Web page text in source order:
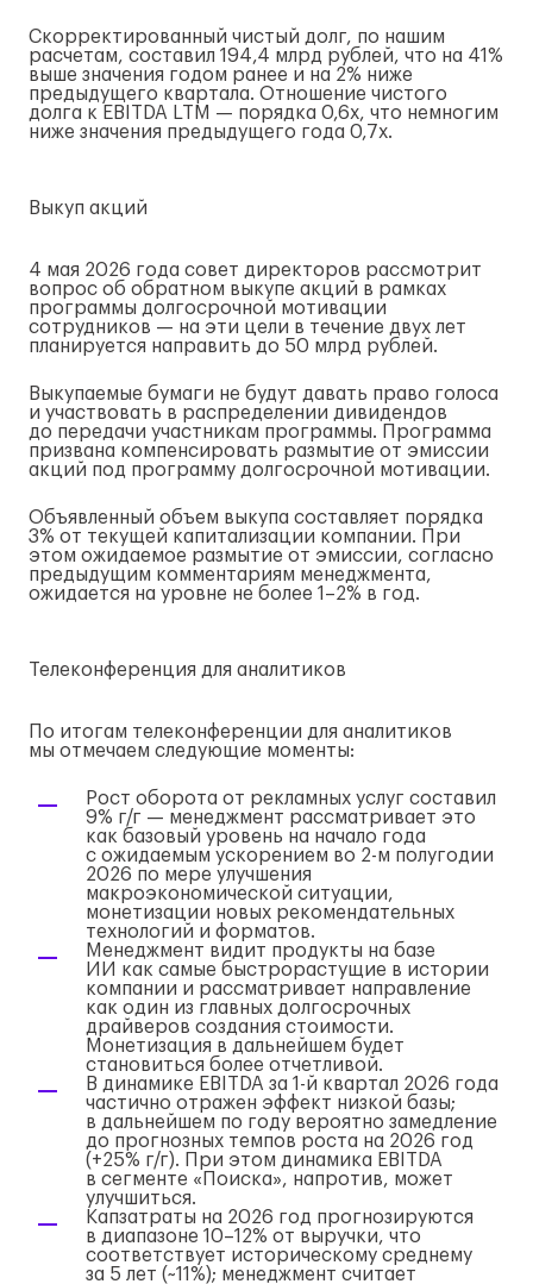
Скорректированный чистый долг, по нашим
расчетам, составил 194,4 млрд рублей, что на 41%
выше значения годом ранее и на 2% ниже
предыдущего квартала. Отношение чистого
долга к EBITDA LTM — порядка 0,6х, что немногим
ниже значения предыдущего года 0,7х.
Выкуп акций
4 мая 2026 года совет директоров рассмотрит
вопрос об обратном выкупе акций в рамках
программы долгосрочной мотивации
сотрудников — на эти цели в течение двух лет
планируется направить до 50 млрд рублей.
Выкупаемые бумаги не будут давать право голоса
и участвовать в распределении дивидендов
до передачи участникам программы. Программа
призвана компенсировать размытие от эмиссии
акций под программу долгосрочной мотивации.
Объявленный объем выкупа составляет порядка
3% от текущей капитализации компании. При
этом ожидаемое размытие от эмиссии, согласно
предыдущим комментариям менеджмента,
ожидается на уровне не более 1–2% в год.
Телеконференция для аналитиков
По итогам телеконференции для аналитиков
мы отмечаем следующие моменты:
Рост оборота от рекламных услуг составил
9% г/г — менеджмент рассматривает это
как базовый уровень на начало года
с ожидаемым ускорением во 2-м полугодии
2026 по мере улучшения
макроэкономической ситуации,
монетизации новых рекомендательных
технологий и форматов.
Менеджмент видит продукты на базе
ИИ как самые быстрорастущие в истории
компании и рассматривает направление
как один из главных долгосрочных
драйверов создания стоимости.
Монетизация в дальнейшем будет
становиться более отчетливой.
В динамике EBITDA за 1-й квартал 2026 года
частично отражен эффект низкой базы;
в дальнейшем по году вероятно замедление
до прогнозных темпов роста на 2026 год
(+25% г/г). При этом динамика EBITDA
в сегменте «Поиска», напротив, может
улучшиться.
Капзатраты на 2026 год прогнозируются
в диапазоне 10–12% от выручки, что
соответствует историческому среднему
за 5 лет (~11%); менеджмент считает